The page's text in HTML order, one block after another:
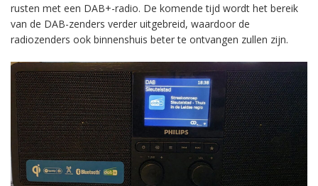
rusten met een DAB+-radio. De komende tijd wordt het bereik
van de DAB-zenders verder uitgebreid, waardoor de
radiozenders ook binnenshuis beter te ontvangen zullen zijn.